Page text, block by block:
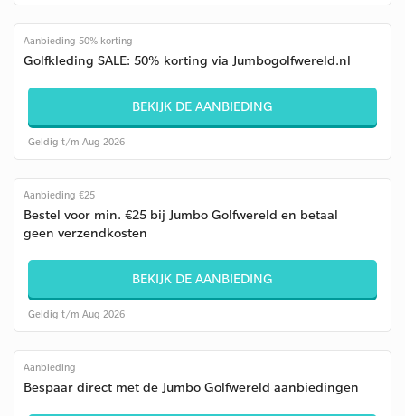
Aanbieding 50% korting
Golfkleding SALE: 50% korting via Jumbogolfwereld.nl
BEKIJK DE AANBIEDING
Geldig t/m Aug 2026
Aanbieding €25
Bestel voor min. €25 bij Jumbo Golfwereld en betaal
geen verzendkosten
BEKIJK DE AANBIEDING
Geldig t/m Aug 2026
Aanbieding
Bespaar direct met de Jumbo Golfwereld aanbiedingen